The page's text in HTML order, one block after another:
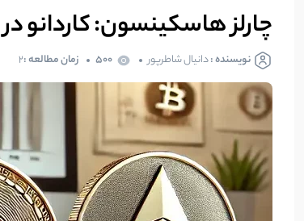
چارلز هاسکینسون: کاردانو در ۱۰ سال آینده از بیت کوین و اتریوم برتری خواهد یافت!
نویسنده :دانیال شاطرپور 500 زمان مطالعه :2